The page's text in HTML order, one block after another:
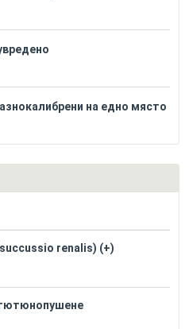
на едно място
renalis) (+)